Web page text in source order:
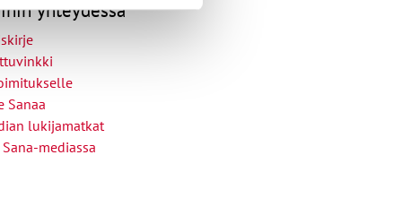
yhteydessä
Sanaa
lukijamatkat
mediassa